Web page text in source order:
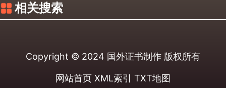
相关搜索
Copyright © 2024 国外证书制作 版权所有
网站首页 XML索引 TXT地图